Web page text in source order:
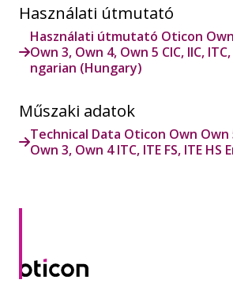
Használati útmutató
Használati útmutató Oticon
Own 3, Own 4, Own 5 CIC, IIC, ITC,
ngarian (Hungary)
Műszaki adatok
Technical Data Oticon Own Own
Own 3, Own 4 ITC, ITE FS, ITE